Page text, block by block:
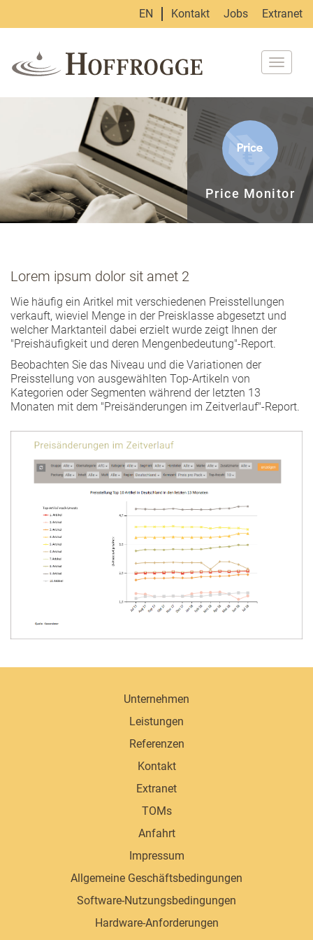
Kontakt Jobs Extranet
EN
Price Monitor
Lorem ipsum dolor sit amet 2
Wie häufig ein Aritkel mit verschiedenen Preisstellungen
verkauft, wieviel Menge in der Preisklasse abgesetzt und
welcher Marktanteil dabei erzielt wurde zeigt Ihnen der
"Preishäufigkeit und deren Mengenbedeutung"-Report.
Beobachten Sie das Niveau und die Variationen der
Preisstellung von ausgewählten Top-Artikeln von
Kategorien oder Segmenten während der letzten 13
Monaten mit dem "Preisänderungen im Zeitverlauf"-Report.
Unternehmen
Leistungen
Referenzen
Kontakt
Extranet
TOMs
Anfahrt
Impressum
Allgemeine Geschäftsbedingungen
Software-Nutzungsbedingungen
Hardware-Anforderungen